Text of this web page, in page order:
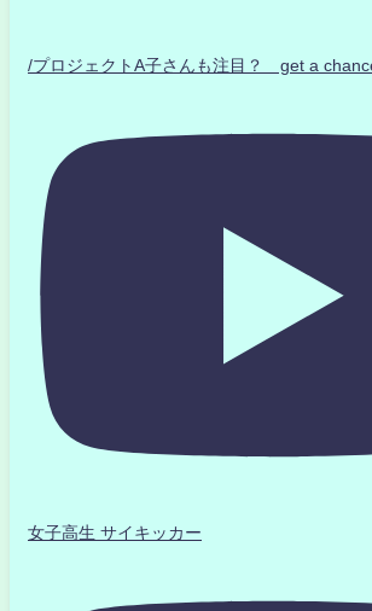
/プロジェクトA子さんも注目？ get a
女子高生 サイキッカー